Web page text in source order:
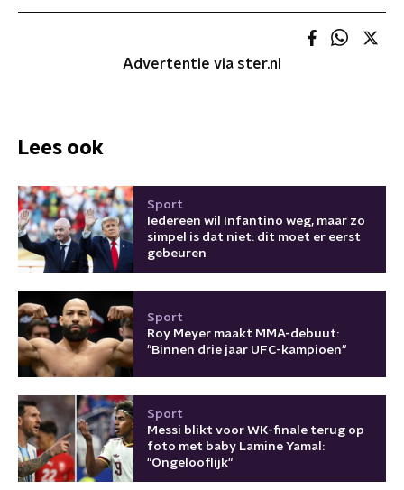
Advertentie via ster.nl
Lees ook
Sport
Iedereen wil Infantino weg, maar zo
simpel is dat niet: dit moet er eerst
gebeuren
Sport
Roy Meyer maakt MMA-debuut:
"Binnen drie jaar UFC-kampioen"
Sport
Messi blikt voor WK-finale terug op
foto met baby Lamine Yamal:
"Ongelooflijk"